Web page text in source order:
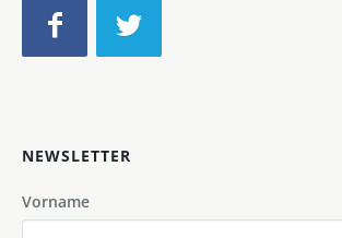
NEWSLETTER
Vorname